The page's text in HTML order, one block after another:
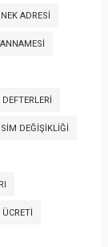
ADRESI
DEFTERLERI
DEĞIŞIKLIĞI